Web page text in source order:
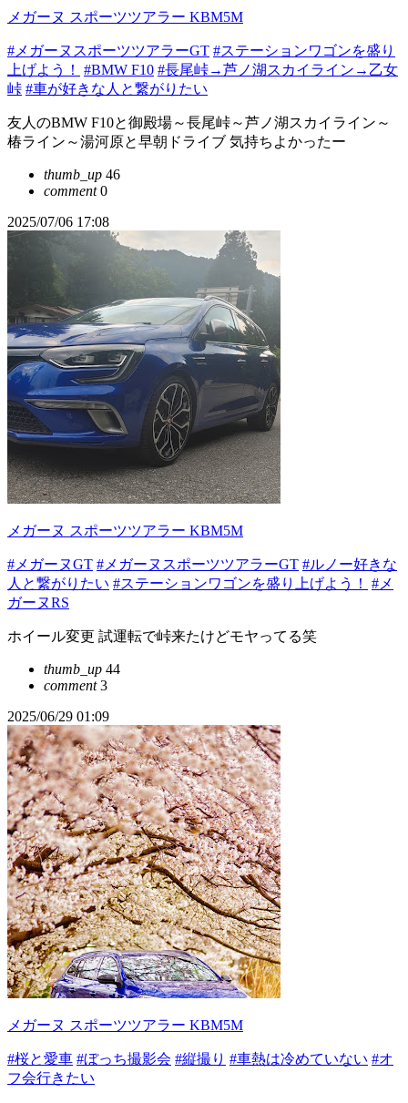
メガーヌ スポーツツアラー KBM5M
#メガーヌスポーツツアラーGT #ステーションワゴンを盛り
上げよう！
#BMW F10 #長尾峠→芦ノ湖スカイライン→乙女
峠 #車が好きな人と繋がりたい
友人のBMW F10と御殿場～長尾峠～芦ノ湖スカイライン～
椿ライン～湯河原と早朝ドライブ 気持ちよかったー
thumb_up 46
comment0
2025/07/06 17:08
メガーヌ スポーツツアラー KBM5M
#メガーヌGT #メガーヌスポーツツアラーGT #ルノー好きな
人と繋がりたい #ステーションワゴンを盛り上げよう！
#メ
ガーヌRS
ホイール変更 試運転で峠来たけどモヤってる笑
thumb_up 44
comment3
2025/06/29 01:09
メガーヌ スポーツツアラー KBM5M
#桜と愛車 #ぼっち撮影会 #縦撮り #車熱は冷めていない #オ
フ会行きたい